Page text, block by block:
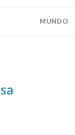
MUNDO